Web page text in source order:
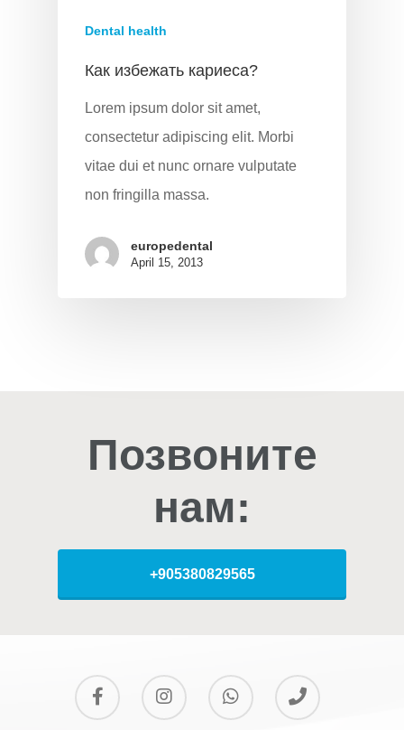
Dental health
Как избежать кариеса?
Lorem ipsum dolor sit amet,
consectetur adipiscing elit. Morbi
vitae dui et nunc ornare vulputate
non fringilla massa.
europedental
April 15, 2013
Позвоните
нам:
+905380829565